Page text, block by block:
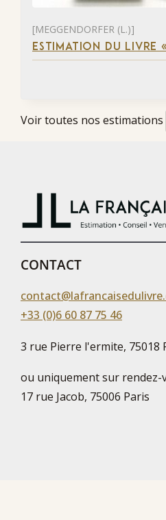
[MEGGENDORFER (L.)]
ESTIMATION DU LIVRE
Voir toutes nos estimations
CONTACT
+33 (0)6 60 87 75 46
3 rue Pierre l'ermite, 75018
ou uniquement sur rendez-
17 rue Jacob, 75006 Paris